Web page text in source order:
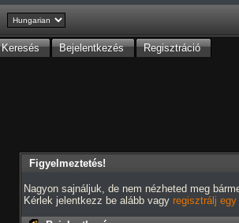
Keresés Bejelentkezés Regisztráció
Figyelmeztetés!
Nagyon sajnáljuk, de nem nézheted meg
Kérlek jelentkezz be alább vagy regisztrálj